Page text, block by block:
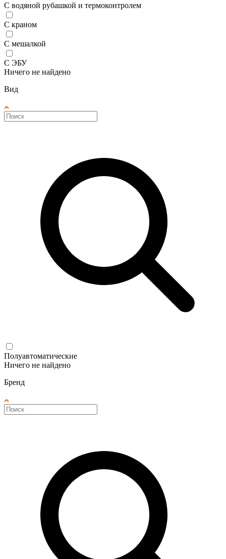
С водяной рубашкой и термоконтролем
С краном
С мешалкой
С ЭБУ
Ничего не найдено
Вид
Полуавтоматические
Ничего не найдено
Бренд